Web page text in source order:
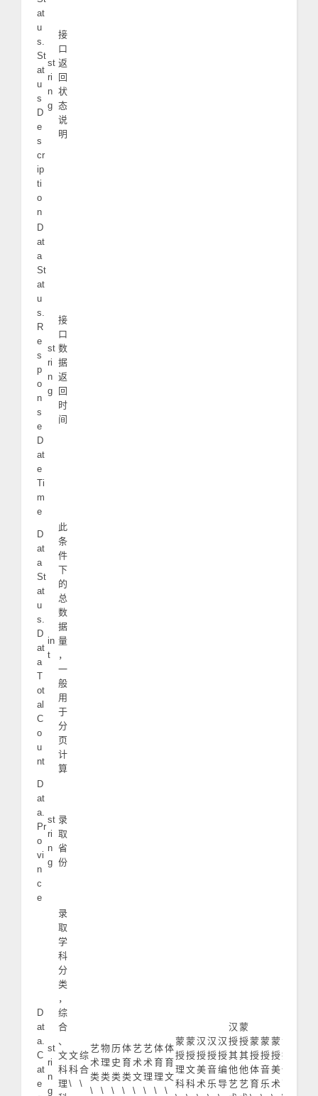
at
u
s.
St
at
u
s
D
e
s
cr
ip
ti
o
n
st
ri
n
g
接
口
返
回
状
态
说
明
D
at
a
St
at
u
s.
R
e
s
p
o
n
s
e
D
at
e
Ti
m
e
st
ri
n
g
接
口
数
据
返
回
时
间
D
at
a
St
at
u
s.
D
at
a
T
ot
al
C
o
u
nt
in
t
此
条
件
下
的
总
数
据
量
，
一
般
用
于
分
页
计
算
D
at
a.
Pr
o
vi
n
c
e
st
ri
n
g
录
取
省
份
D
at
a.
C
at
e
st
ri
n
g
录
取
学
科
分
类
，
综
合
、
文
科
理
文
科
\
综
合
\
艺
术
类
\
物
理
类
\
历
史
类
\
体
育
类
\
艺
术
文
\
艺
术
理
\
体
育
理
\
体
育
文
\
蒙
授
理
科
蒙
授
文
科
汉
授
美
术
汉
授
音
乐
汉
授
编
导
汉
授
其
他
艺
蒙
授
其
他
艺
蒙
授
体
育
蒙
授
音
乐
蒙
授
美
术
汉
授
体
育